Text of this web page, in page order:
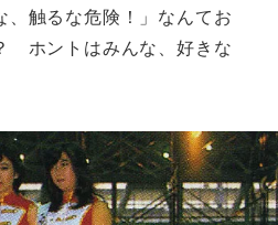
、触るな危険！」なんてお
ホントはみんな、好きな